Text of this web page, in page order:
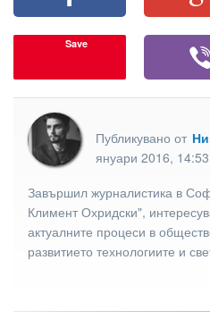
Save
Публикувано от
януари 2016, 14:53
Завършил журналистика в
Климент Охридски",
актуалните процеси в
развитието технологиите и